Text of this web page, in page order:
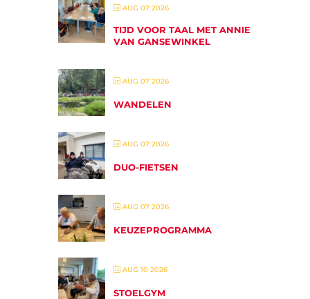
AUG 07 2026
TIJD VOOR TAAL MET ANNIE
VAN GANSEWINKEL
AUG 07 2026
WANDELEN
AUG 07 2026
DUO-FIETSEN
AUG 07 2026
KEUZEPROGRAMMA
AUG 10 2026
STOELGYM